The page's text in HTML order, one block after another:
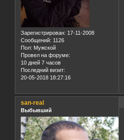
Зарегистрирован: 17-11-2008
Сообщений: 1126
Пол: Мужской
Провел на форуме:
10 дней 7 часов
Последний визит:
20-05-2018 18:27:16
san-real
Выбывший